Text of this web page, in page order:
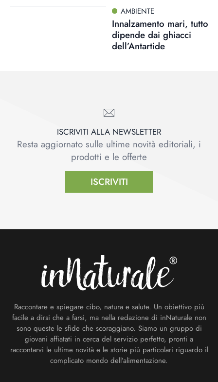
AMBIENTE
Innalzamento mari, tutto
dipende dai ghiacci
dell’Antartide
ISCRIVITI ALLA NEWSLETTER
Resta aggiornato sulle ultime novità editoriali, i
prodotti e le offerte
ISCRIVITI
Raccontare e spiegare cibo, natura e salute. Un obiettivo più
facile a dirsi che a farsi, ma nella redazione di inNaturale non
sono queste le sfide che scoraggiano. Siamo un gruppo di
giovani affiatati in cerca del servizio perfetto, pronti a
raccontarvi le ultime novità e le storie più particolari riguardo il
complicato mondo dell’alimentazione.